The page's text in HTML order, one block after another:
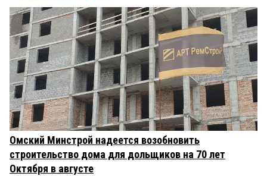
Омский Минстрой надеется возобновить
строительство дома для дольщиков на 70 лет
Октября в августе